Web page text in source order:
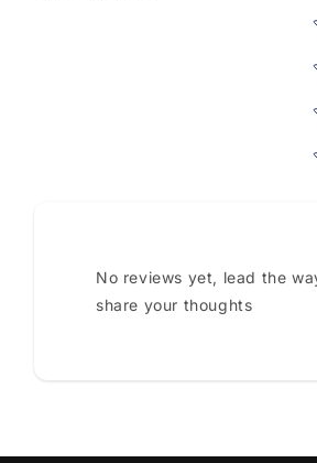
No reviews yet, lead the
share your thoughts